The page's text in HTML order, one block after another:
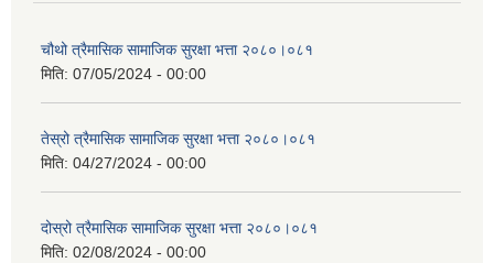
चौथो त्रैमासिक सामाजिक सुरक्षा भत्ता २०८०।०८१
मिति: 07/05/2024 - 00:00
तेस्रो त्रैमासिक सामाजिक सुरक्षा भत्ता २०८०।०८१
मिति: 04/27/2024 - 00:00
दोस्रो त्रैमासिक सामाजिक सुरक्षा भत्ता २०८०।०८१
मिति: 02/08/2024 - 00:00